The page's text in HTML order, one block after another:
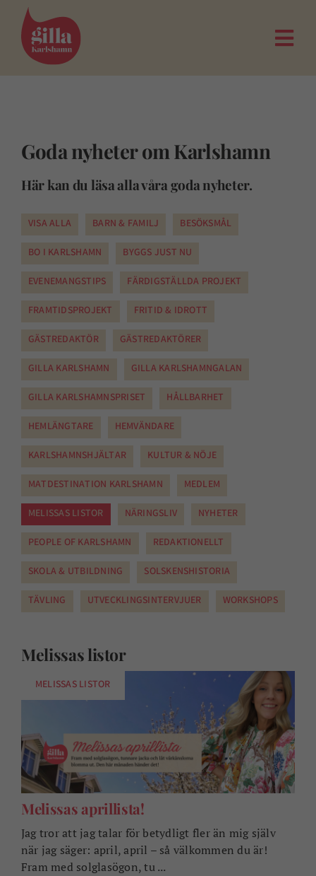
Fortsätt
innehållet
Goda nyheter om Karlshamn
Här kan du läsa alla våra goda nyheter.
VISA ALLA BARN & FAMILJ BESÖKSMÅL
BO I KARLSHAMN BYGGS JUST NU
EVENEMANGSTIPS FÄRDIGSTÄLLDA PROJEKT
FRAMTIDSPROJEKT FRITID & IDROTT
GÄSTREDAKTÖR GÄSTREDAKTÖRER
GILLA KARLSHAMN GILLA KARLSHAMNGALAN
GILLA KARLSHAMNSPRISET HÅLLBARHET
HEMLÄNGTARE HEMVÄNDARE
KARLSHAMNSHJÄLTAR KULTUR & NÖJE
MATDESTINATION KARLSHAMN MEDLEM
MELISSAS LISTOR NÄRINGSLIV NYHETER
PEOPLE OF KARLSHAMN REDAKTIONELLT
SKOLA & UTBILDNING SOLSKENSHISTORIA
TÄVLING UTVECKLINGSINTERVJUER WORKSHOPS
Melissas listor
MELISSAS LISTOR
Melissas aprillista!
Jag tror att jag talar för betydligt fler än mig själv
när jag säger: april, april – så välkommen du är!
Fram med solglasögon, tu ...